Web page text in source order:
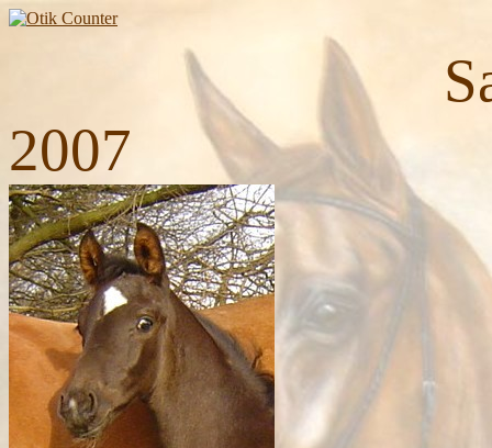
Sansibar
2007